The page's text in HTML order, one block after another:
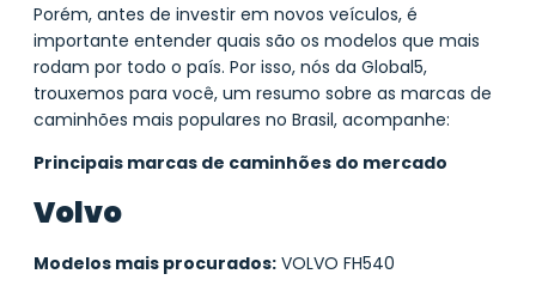
Porém, antes de investir em novos veículos, é
importante entender quais são os modelos que mais
rodam por todo o país. Por isso, nós da Global5,
trouxemos para você, um resumo sobre as marcas de
caminhões mais populares no Brasil, acompanhe:
Principais marcas de caminhões do mercado
Volvo
Modelos mais procurados: VOLVO FH540